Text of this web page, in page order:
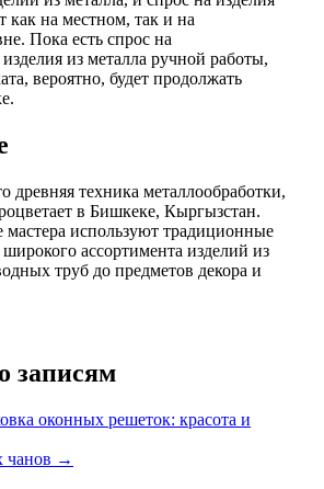
как на местном, так и на
Пока есть спрос на
из металла ручной работы,
вероятно, будет продолжать
древняя техника металлообработки,
в Бишкеке, Кыргызстан.
используют традиционные
ассортимента изделий из
труб до предметов декора и
записям
оконных решеток: красота и
чанов →